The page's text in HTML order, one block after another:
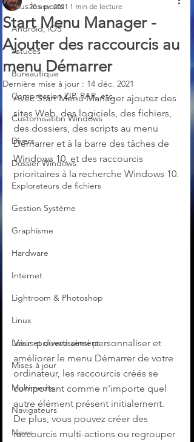
Tous les posts
Android, iOS
Astuces
Bureautique
Compression ZIP, RAR, etc.
Customisation Windows
Divers
Dossier Windows
Explorateurs de fichiers
Gestion Système
Graphisme
Hardware
Internet
Lightroom & Photoshop
Linux
Loisir et divertissement
Mises à jour
Multimedia
Navigateurs
News
Start Menu Manager -
Ajouter des raccourcis au
menu Démarrer
20 nov. 2021 1 min de lecture
Dernière mise à jour : 14 déc. 2021
Avec Start Menu Manager ajoutez des
sites Web, des logiciels, des fichiers,
des dossiers, des scripts au menu
Démarrer et à la barre des tâches de
Windows 10, et des raccourcis
prioritaires à la recherche Windows 10.
Vous pouvez ainsi personnaliser et
améliorer le menu Démarrer de votre
ordinateur, les raccourcis créés se
comportant comme n'importe quel
autre élément présent initialement.
De plus, vous pouvez créer des
raccourcis multi-actions ou regrouper